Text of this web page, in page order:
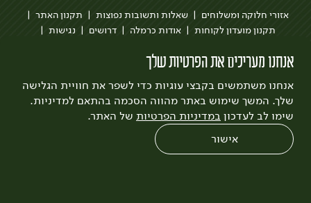
אנחנו מעריכים את הפרטיות שלך
אנחנו משתמשים בקבצי עוגיות כדי לשפר את חוויית הגלישה
שלך. המשך שימוש באתר מהווה הסכמה בהתאם למדיניות.
שימו לב לעדכון במדיניות הפרטיות של האתר.
אישור
אזורי חלוקה ומשלוחים שאלות ותשובות נפוצות
תקנון האתר
תקנון מועדון לקוחות
אודות כרמלה דרושים
נגישות
לצפייה בעדכון מדיניות פרטיות
עיצוב:3bears פיתוח:Quatro